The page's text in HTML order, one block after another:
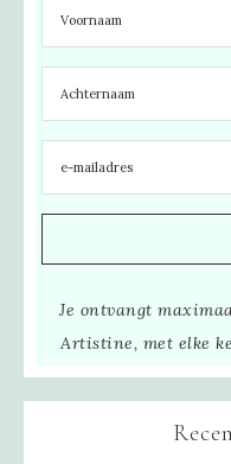
Je ontvangt
Artistine, met elke